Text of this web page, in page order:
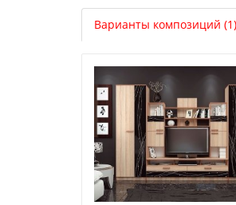
Варианты композиций (1)